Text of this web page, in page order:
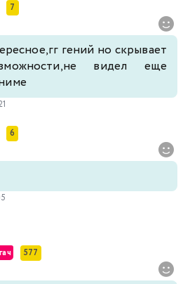
7
гений но скрывает
видел еще
6
577